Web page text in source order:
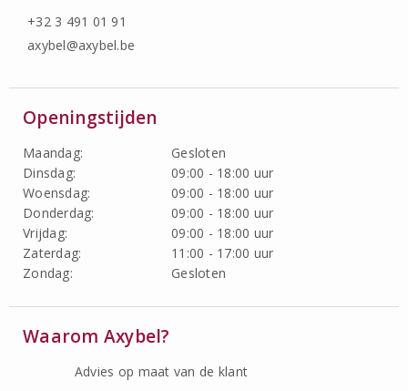
+32 3 491 01 91
axybel@axybel.be
Openingstijden
Maandag:
Gesloten
Dinsdag:
09:00 - 18:00 uur
Woensdag:
09:00 - 18:00 uur
Donderdag:
09:00 - 18:00 uur
Vrijdag:
09:00 - 18:00 uur
Zaterdag:
11:00 - 17:00 uur
Zondag:
Gesloten
Waarom Axybel?
Advies op maat van de klant